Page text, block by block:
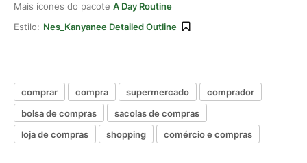
Mais ícones do pacote A Day Routine
Estilo: Nes_Kanyanee Detailed Outline
comprar compra supermercado
comprador
bolsa de compras
sacolas de compras
loja de compras
shopping comércio e compras